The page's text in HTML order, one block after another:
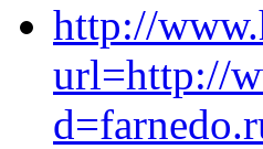
http://
url=http://